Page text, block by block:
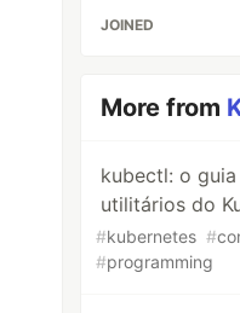
JOINED
More from
kubectl: o
utilitários do
#kubernetes #
#programming